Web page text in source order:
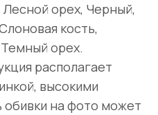
орех, Черный,
кость,
орех.
располагает
высокими
обивки на фото может